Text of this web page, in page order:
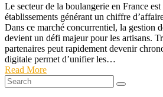
Le secteur de la boulangerie en France
établissements générant un chiffre
Dans ce marché concurrentiel, la gestion
devient un défi majeur pour les artisans.
partenaires peut rapidement devenir
digitale permet d’unifier les…
Read More